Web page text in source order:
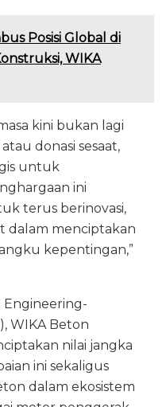
Posisi Global di
WIKA
kini bukan lagi
donasi sesaat,
untuk
ini
terus berinovasi,
dalam menciptakan
kepentingan,”
Engineering-
WIKA Beton
nilai jangka
ini sekaligus
dalam ekosistem